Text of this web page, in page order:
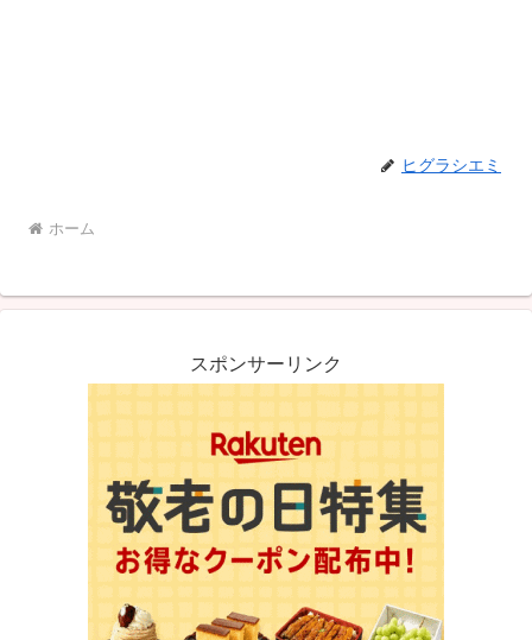
ヒグラシエミ
ホーム
スポンサーリンク